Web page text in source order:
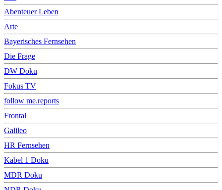
Abenteuer Leben
Arte
Bayerisches Fernsehen
Die Frage
DW Doku
Fokus TV
follow me.reports
Frontal
Galileo
HR Fernsehen
Kabel 1 Doku
MDR Doku